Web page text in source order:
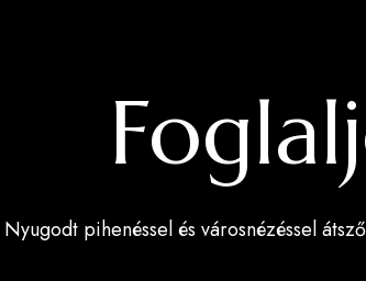
Nyugodt pihenéssel és városnézéssel